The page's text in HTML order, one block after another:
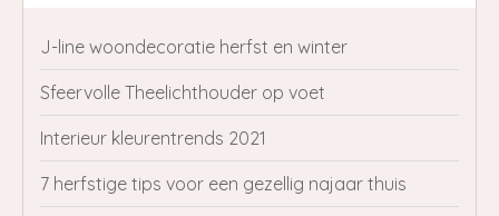
J-line woondecoratie herfst en winter
Sfeervolle Theelichthouder op voet
Interieur kleurentrends 2021
7 herfstige tips voor een gezellig najaar thuis